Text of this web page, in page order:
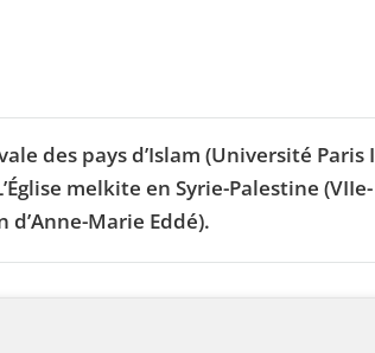
des pays d’Islam (Université Paris I
melkite en Syrie-Palestine (VIIe-
d’Anne-Marie Eddé).